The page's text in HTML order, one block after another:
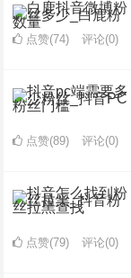
点赞(74) 评论(0)
点赞(89) 评论(0)
点赞(79) 评论(0)